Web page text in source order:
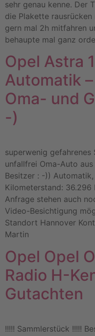
sehr genau kenne. Der
die Plakette
gern mal 2h mitfahren
behaupte mal ganz
Opel Astra
Automatik
Oma- und
-)
superwenig gefahrenes
unfallfrei Oma-Auto
Besitzer : -))
Kilometerstand:
Anfrage stehen auch
Video-Besichtigung
Standort Hannover
Martin
Opel Opel
Radio H-
Gutachten
!!!!! Sammlerstück !!!!!